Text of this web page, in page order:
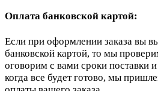
Оплата банковской картой:
Если при оформлении заказа вы
банковской картой, то мы
оговорим с вами сроки поставки
когда все будет готово, мы